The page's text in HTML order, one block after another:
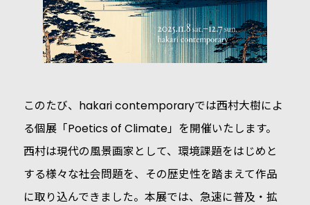
このたび、hakari contemporaryでは西村大樹によ
る個展「Poetics of Climate」を開催いたします。
西村は現代の風景画家として、環境課題をはじめと
する様々な社会問題を、その歴史性を踏まえて作品
に取り込んできました。本展では、急速に普及・拡